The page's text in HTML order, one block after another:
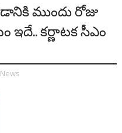
ముందు రోజు
కర్ణాటక సీఎం